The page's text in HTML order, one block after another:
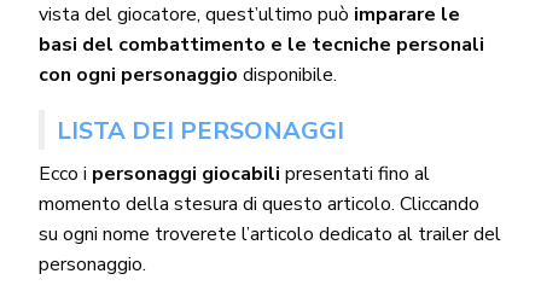
vista del giocatore, quest’ultimo può imparare le
basi del combattimento e le tecniche personali
con ogni personaggio disponibile.
LISTA DEI PERSONAGGI
Ecco i personaggi giocabili presentati fino al
momento della stesura di questo articolo. Cliccando
su ogni nome troverete l’articolo dedicato al trailer del
personaggio.